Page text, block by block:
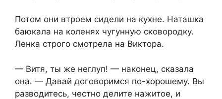
Потом они втроем сидели на кухне. Наташка
баюкала на коленях чугунную сковородку.
Ленка строго смотрела на Виктора.
— Витя, ты же неглуп! — наконец, сказала
она. — Давай договоримся по-хорошему. Вы
разводитесь, честно делите нажитое, и